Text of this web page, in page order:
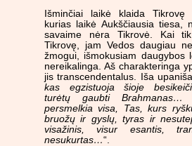
Išminčiai laikė klaida Tikrovę
kurias laikė Aukščiausia tiesa,
savaime nėra Tikrovė. Kai
Tikrovę, jam Vedos daugiau
žmogui, išmokusiam daugybos
nereikalinga. Aš charakteringa
jis transcendentalus. Iša
kas egzistuoja šioje
turėtų gaubti
persmelkia visa, Tas, kurs
bruožų ir gyslų, tyras ir
visažinis, visur esantis,
nesukurtas…“.